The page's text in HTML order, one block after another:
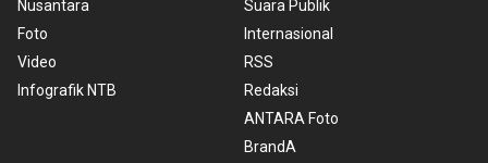
Nusantara
Foto
Video
Infografik NTB
Suara Publik
Internasional
RSS
Redaksi
ANTARA Foto
BrandA